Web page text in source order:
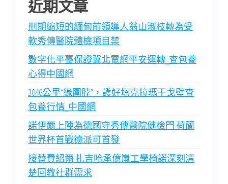
近期文章
刑期縮短的緬甸前領導人翁山淑枝轉為受
軟秀傳醫院體檢項目禁
數字化平臺保證冀北電網平安運轉_查包養
心得中國網
3046公里“綠圍脖”，護好塔克拉瑪干戈壁查
包養行情_中國網
諾伊爾上陣為德國守秀傳醫院健檢門 荷蘭
世界杯首戰德派可首發
接替費紹爾 扎吉哈承億嵐工學椅諾深刻清
楚回教社群需求